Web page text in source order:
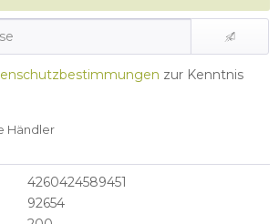
zur Kenntnis
Händler
4260424589451
92654